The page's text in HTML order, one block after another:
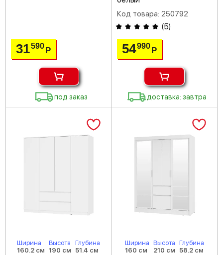
31590Р
под заказ
Код товара: 250792
(5)
54990 Р
доставка: завтра
Ширина
160.2 см
Высота
190 см
Глубина
51.4 см
Ширина
160 см
Высота
210 см
Глубина
58.2 см